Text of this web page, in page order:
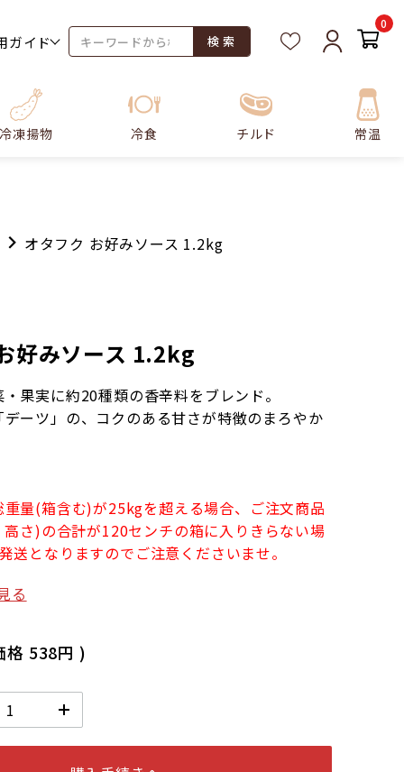
ガイド 検 索
0
冷凍揚物 冷食 チルド 常温
オタフク お好みソース 1.2kg
好みソース 1.2kg
果実に約20種類の香辛料をブレンド。
ーツ」の、コクのある甘さが特徴のまろやか
量(箱含む)が25kgを超える場合、ご注文商品
さ)の合計が120センチの箱に入りきらない場
送となりますのでご注意くださいませ。
る
格 538円 )